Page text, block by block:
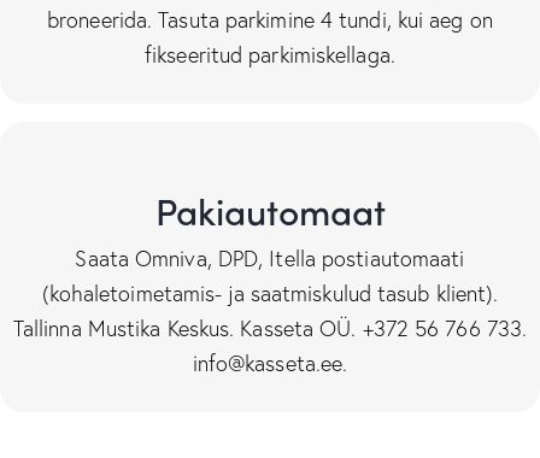
broneerida. Tasuta parkimine 4 tundi, kui aeg on
fikseeritud parkimiskellaga.
Pakiautomaat
Saata Omniva, DPD, Itella postiautomaati
(kohaletoimetamis- ja saatmiskulud tasub klient).
Tallinna Mustika Keskus. Kasseta OÜ. +372 56 766 733.
info@kasseta.ee.